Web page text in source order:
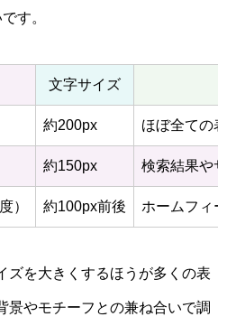
す。
文字サイズ
約200px ほぼ全ての表
約150px 検索結果やサ
） 約100px前後 ホームフィー
ズを大きくするほうが多くの表
景やモチーフとの兼ね合いで調